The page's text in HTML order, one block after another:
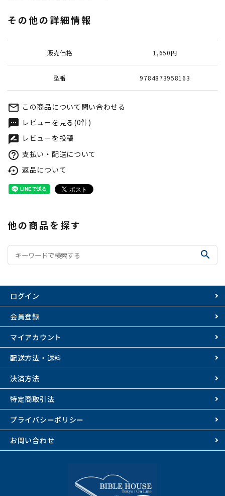
その他の詳細情報
販売価格 1,650円
型番 9784873958163
mail_outline この商品について問い合わせる
textsms レビューを見る(0件)
rate_review レビューを投稿
help_outline 支払い・配送について
settings_backup_restore 返品について
他の商品を探す
search
ログイン
会員登録
マイアカウント
配送方法・送料
決済方法
特定商取引法
プライバシーポリシー
お問い合わせ